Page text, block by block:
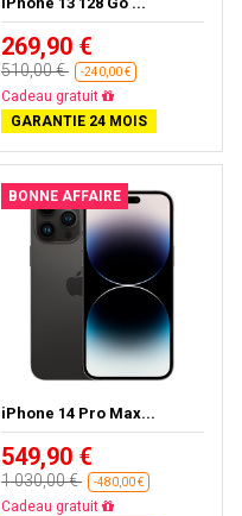
269,90 €
510,00 € -240,00 €
Livraison gratuite
GARANTIE 24 MOIS
BONNE AFFAIRE
iPhone 14 Pro Max...
549,90 €
1 030,00 € -480,00 €
Livraison gratuite